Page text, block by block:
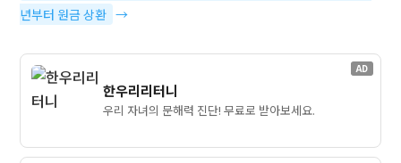
년부터 원금 상환 →
AD
한우리리터니
우리 자녀의 문해력 진단! 무료로 받아보세요.